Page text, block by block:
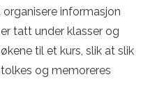
informasjon
tatt under klasser og
til et kurs, slik at slik
og memoreres